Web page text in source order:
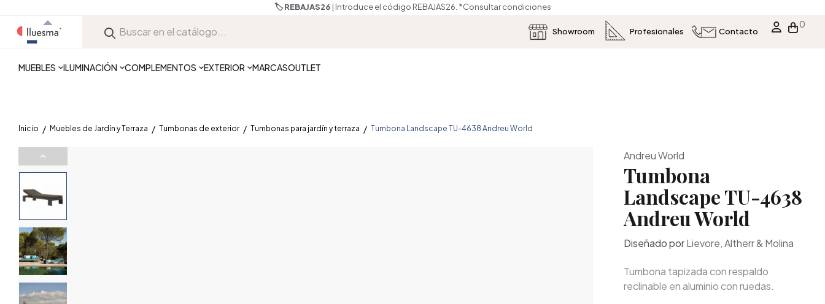
🏷️ REBAJAS26| Introduce el código REBAJAS26. *Consultar condiciones
Showroom Profesionales Contacto
0
MUEBLES ILUMINACIÓN COMPLEMENTOS EXTERIOR MARCASOUTLET
Inicio Muebles de Jardín y Terraza Tumbonas de exterior Tumbonas para jardín y terraza Tumbona Landscape TU-4638 Andreu World
Andreu World
Tumbona
Landscape TU-4638
Andreu World
Diseñado porLievore, Altherr & Molina
Tumbona tapizada con respaldo
reclinable en aluminio con ruedas.